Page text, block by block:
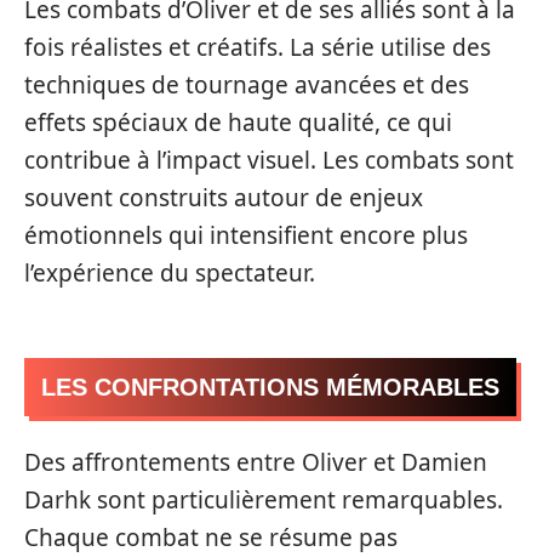
Les combats d’Oliver et de ses alliés sont à la
fois réalistes et créatifs. La série utilise des
techniques de tournage avancées et des
effets spéciaux de haute qualité, ce qui
contribue à l’impact visuel. Les combats sont
souvent construits autour de enjeux
émotionnels qui intensifient encore plus
l’expérience du spectateur.
LES CONFRONTATIONS MÉMORABLES
Des affrontements entre Oliver et Damien
Darhk sont particulièrement remarquables.
Chaque combat ne se résume pas